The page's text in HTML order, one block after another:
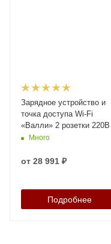
Зарядное устройство и
точка доступа Wi-Fi
«Валли» 2 розетки 220В,
артикул 26339
Много
от 28 991 ₽
Подробнее